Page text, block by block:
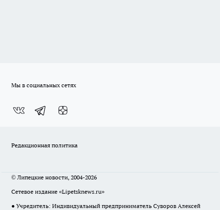
Мы в социальных сетях
Редакционная политика
© Липецкие новости, 2004-2026
Сетевое издание «Lipetsknews.ru»
● Учредитель: Индивидуальный предприниматель Суворов Алексей